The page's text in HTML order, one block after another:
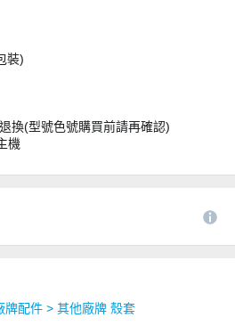
裝)
換(型號色號購買前請再確認)
機
牌配件 > 其他廠牌 殼套